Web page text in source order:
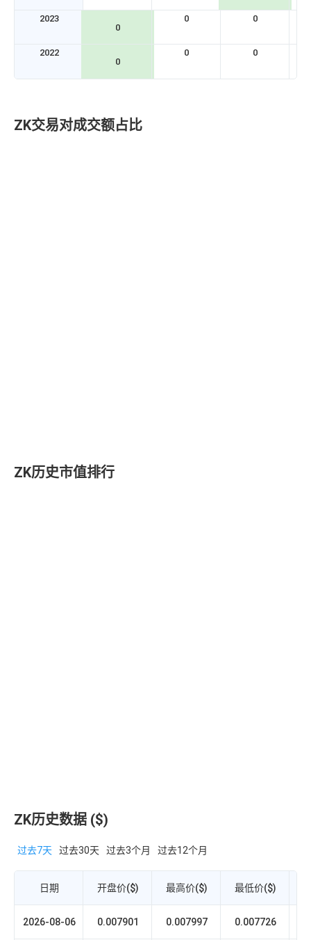
2023
0
0 0
2022
0
0 0
ZK交易对成交额占比
ZK历史市值排行
ZK历史数据 ($)
过去7天 过去30天 过去3个月 过去12个月
日期 开盘价($) 最高价($) 最低价($)
2026-08-06 0.007901 0.007997 0.007726